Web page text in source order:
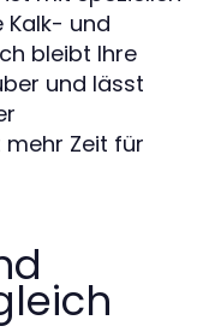
Kalk- und
bleibt Ihre
und lässt
Zeit für